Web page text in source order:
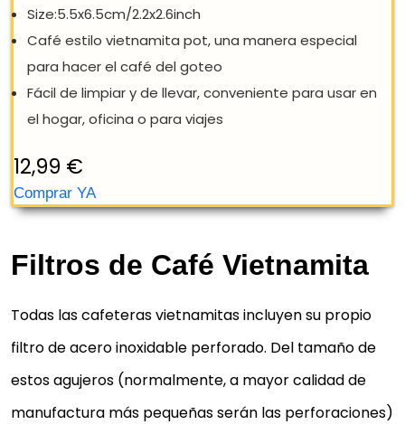
Filtros de Café Vietnamita
Todas las cafeteras vietnamitas incluyen su propio
filtro de acero inoxidable perforado. Del tamaño de
estos agujeros (normalmente, a mayor calidad de
manufactura más pequeñas serán las perforaciones)